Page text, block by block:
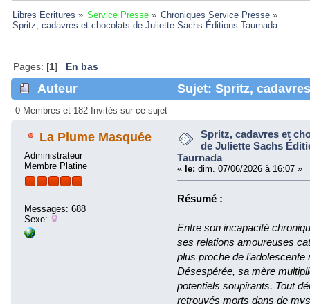
Libres Ecritures » Service Presse» Chroniques Service Presse »
Spritz, cadavres et chocolats de Juliette Sachs Éditions Taurnada
Pages: [1] En bas
Auteur
Sujet: Spritz,
Éditions Taurnada (Lu 259175 fois)
0 Membres et 182 Invités sur ce sujet
La Plume Masquée
Administrateur
Membre Platine
Messages: 688
Sexe:
Spritz, cadavres et
de Juliette Sachs
Taurnada
« le: dim. 07/06/2026 à 16:07 »
Résumé :
Entre son incapacité
ses relations amoureuses
plus proche de l’adolescente
Désespérée, sa mère
potentiels soupirants. Tout
retrouvés morts dans de